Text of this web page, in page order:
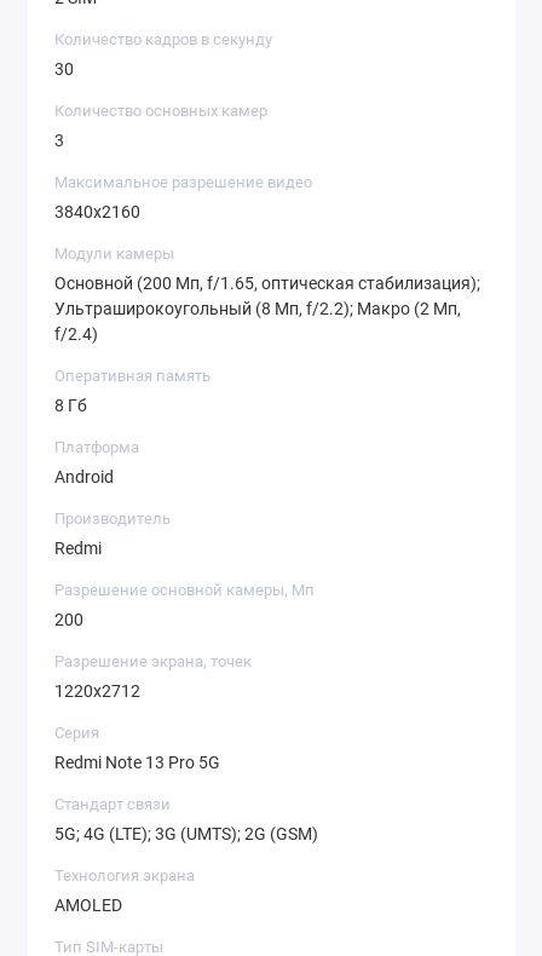
для тех, кто ищет надежное и современное
устройство для повседневного
использования.
Количество кадров в секунду
30
Количество основных камер
3
Максимальное разрешение видео
3840x2160
Модули камеры
Основной (200 Мп, f/1.65, оптическая стабилизация);
Ультраширокоугольный (8 Мп, f/2.2); Макро (2 Мп,
f/2.4)
Оперативная память
8 Гб
Платформа
Android
Производитель
Redmi
Разрешение основной камеры, Мп
200
Разрешение экрана, точек
1220x2712
Серия
Redmi Note 13 Pro 5G
Стандарт связи
5G; 4G (LTE); 3G (UMTS); 2G (GSM)
Технология экрана
AMOLED
Тип SIM-карты